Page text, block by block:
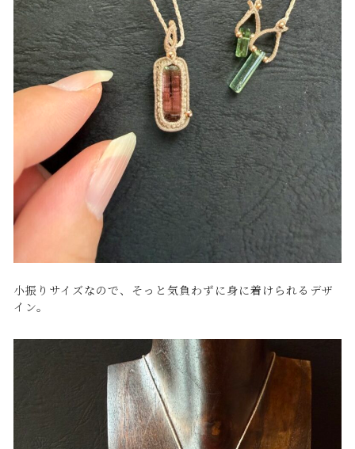
小振りサイズなので、そっと気負わずに身に着けられるデザ
イン。